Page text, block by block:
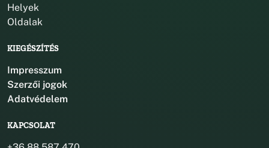
Helyek
Oldalak
KIEGÉSZÍTÉS
Impresszum
Szerzői jogok
Adatvédelem
KAPCSOLAT